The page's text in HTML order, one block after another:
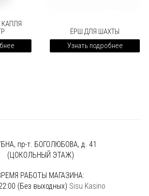
КАПЛЯ
ЁРШ ДЛЯ ШАХТЫ
Узнать подробнее
пр-т. БОГОЛЮБОВА, д. 41
(ЦОКОЛЬНЫЙ ЭТАЖ)
РАБОТЫ МАГАЗИНА:
(Без выходных) Sisu Kasino